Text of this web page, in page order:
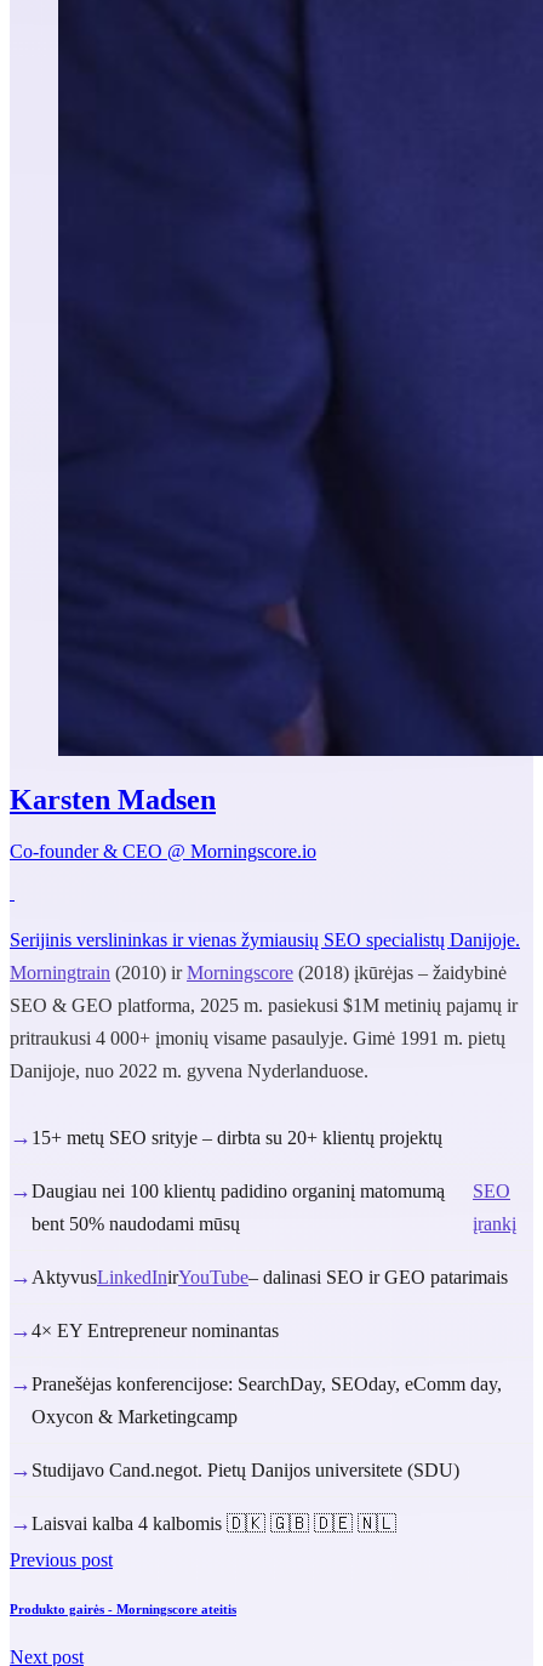
Karsten Madsen
Co-founder & CEO @ Morningscore.io
Serijinis verslininkas ir vienas žymiausių SEO specialistų Danijoje.
Morningtrain (2010) irMorningscore (2018) įkūrėjas – žaidybinė
SEO & GEO platforma, 2025 m. pasiekusi $1M metinių pajamų ir
pritraukusi 4 000+ įmonių visame pasaulyje. Gimė 1991 m. pietų
Danijoje, nuo 2022 m. gyvena Nyderlanduose.
→ 15+ metų SEO srityje – dirbta su 20+ klientų projektų
→Daugiau nei 100 klientų padidino organinį matomumą
bent 50% naudodami mūsų
SEO
įrankį
→ AktyvusLinkedInirYouTube– dalinasi SEO ir GEO patarimais
→4× EY Entrepreneur nominantas
→Pranešėjas konferencijose: SearchDay, SEOday, eComm day,
Oxycon & Marketingcamp
→ Studijavo Cand.negot. Pietų Danijos universitete (SDU)
→Laisvai kalba 4 kalbomis 🇩🇰 🇬🇧 🇩🇪 🇳🇱
Previous post
Produkto gairės - Morningscore ateitis
Next post